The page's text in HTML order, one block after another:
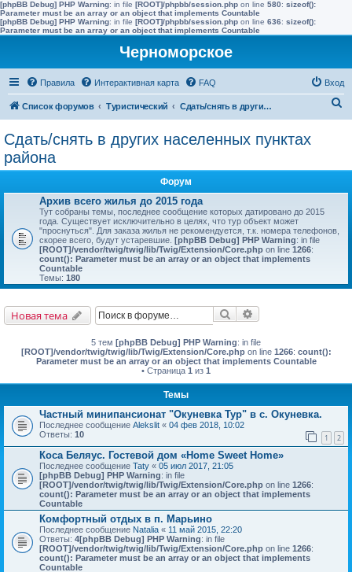
[phpBB Debug] PHP Warning: in file [ROOT]/phpbb/session.php on line 580: sizeof():
Parameter must be an array or an object that implements Countable
[phpBB Debug] PHP Warning: in file [ROOT]/phpbb/session.php on line 636: sizeof():
Parameter must be an array or an object that implements Countable
Черноморское
Правила Интерактивная карта FAQ Вход
Список форумов Туристический Сдать/снять в других населенных пунктах района
Сдать/снять в других населенных пунктах
района
Форум
Архив всего жилья до 2015 года
Тут собраны темы, последнее сообщение которых датировано до 2015
года. Существует исключительно в целях, что тур объект может
"проснуться". Для заказа жилья не рекомендуется, т.к. номера телефонов,
скорее всего, будут устаревшие. [phpBB Debug] PHP Warning: in file
[ROOT]/vendor/twig/twig/lib/Twig/Extension/Core.php on line 1266:
count(): Parameter must be an array or an object that implements
Countable
Темы: 180
Новая тема Поиск
5 тем [phpBB Debug] PHP Warning: in file
[ROOT]/vendor/twig/twig/lib/Twig/Extension/Core.phpon line 1266: count():
Parameter must be an array or an object that implements Countable
• Страница 1 из 1
Темы
Частный минипансионат "Окуневка Тур" в с. Окуневка.
Последнее сообщение Alekslit « 04 фев 2018, 10:02
Ответы: 10 1 2
Коса Беляус. Гостевой дом «Home Sweet Home»
Последнее сообщение Taty « 05 июл 2017, 21:05
[phpBB Debug] PHP Warning: in file
[ROOT]/vendor/twig/twig/lib/Twig/Extension/Core.php on line 1266:
count(): Parameter must be an array or an object that implements
Countable
Комфортный отдых в п. Марьино
Последнее сообщение Natalia « 11 май 2015, 22:20
Ответы: 4[phpBB Debug] PHP Warning: in file
[ROOT]/vendor/twig/twig/lib/Twig/Extension/Core.php on line 1266:
count(): Parameter must be an array or an object that implements
Countable